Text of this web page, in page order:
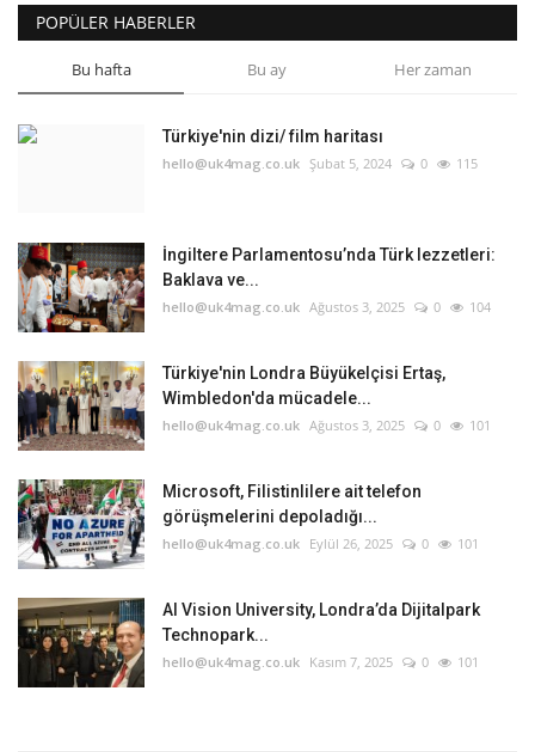
POPÜLER HABERLER
Bu hafta Bu ay Her zaman
Türkiye'nin dizi/ film haritası
hello@uk4mag.co.uk Şubat 5, 2024 0 115
İngiltere Parlamentosu’nda Türk lezzetleri:
Baklava ve...
hello@uk4mag.co.uk Ağustos 3, 2025 0 104
Türkiye'nin Londra Büyükelçisi Ertaş,
Wimbledon'da mücadele...
hello@uk4mag.co.uk Ağustos 3, 2025 0 101
Microsoft, Filistinlilere ait telefon
görüşmelerini depoladığı...
hello@uk4mag.co.uk Eylül 26, 2025 0 101
AI Vision University, Londra’da Dijitalpark
Technopark...
hello@uk4mag.co.uk Kasım 7, 2025 0 101